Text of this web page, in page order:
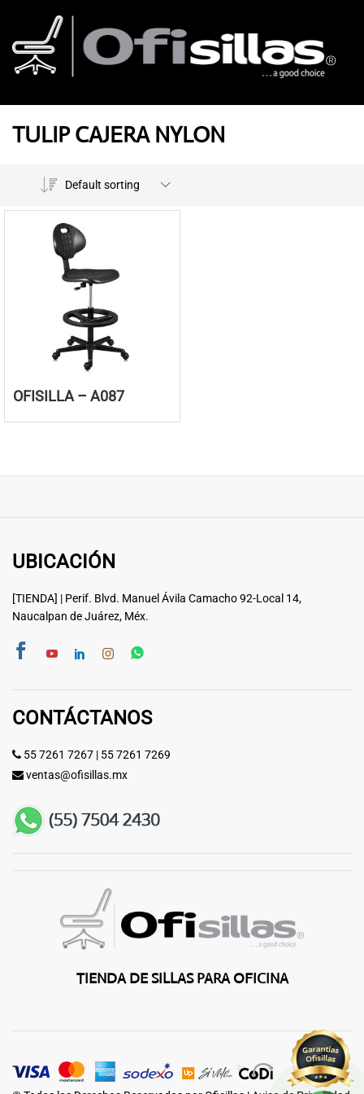
TULIP CAJERA NYLON
Default sorting
OFISILLA – A087
UBICACIÓN
[TIENDA] | Perif. Blvd. Manuel Ávila Camacho 92-Local 14,
Naucalpan de Juárez, Méx.
CONTÁCTANOS
55 7261 7267 | 55 7261 7269
ventas@ofisillas.mx
TIENDA DE SILLAS PARA OFICINA